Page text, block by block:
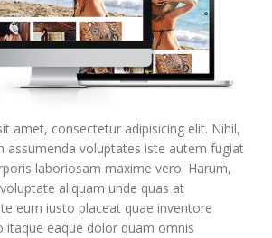
amet, consectetur adipisicing elit. Nihil,
assumenda voluptates iste autem fugiat
laboriosam maxime vero. Harum,
aliquam unde quas at
eum iusto placeat quae inventore
itaque eaque dolor quam omnis